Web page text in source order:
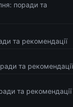
поради та
та рекомендації
та рекомендації
та рекомендації